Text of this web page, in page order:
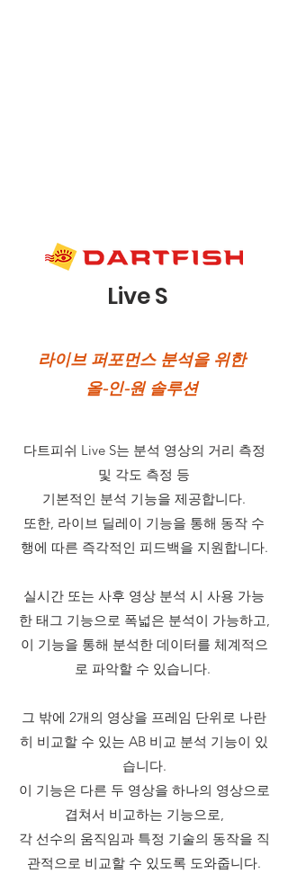
Live S
라이브 퍼포먼스 분석을 위한
올-인-원 솔루션
다트피쉬 Live S는 분석 영상의 거리 측정
및 각도 측정 등
기본적인 분석 기능을 제공합니다.
또한, 라이브 딜레이 기능을 통해 동작 수
행에 따른 즉각적인 피드백을 지원합니다.
실시간 또는 사후 영상 분석 시 사용 가능
한 태그 기능으로 폭넓은 분석이 가능하고,
이 기능을 통해 분석한 데이터를 체계적으
로 파악할 수 있습니다.
그 밖에 2개의 영상을 프레임 단위로 나란
히 비교할 수 있는 AB 비교 분석 기능이 있
습니다.
이 기능은 다른 두 영상을 하나의 영상으로
겹쳐서 비교하는 기능으로,
각 선수의 움직임과 특정 기술의 동작을 직
관적으로 비교할 수 있도록 도와줍니다.